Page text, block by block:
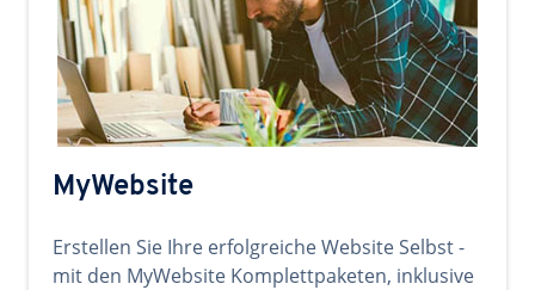
MyWebsite
Erstellen Sie Ihre erfolgreiche Website Selbst -
mit den MyWebsite Komplettpaketen, inklusive